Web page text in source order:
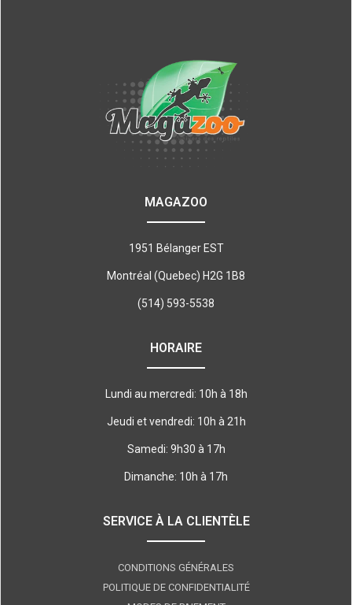
MAGAZOO
1951 Bélanger EST
Montréal (Quebec) H2G 1B8
(514) 593-5538
HORAIRE
Lundi au mercredi: 10h à 18h
Jeudi et vendredi: 10h à 21h
Samedi: 9h30 à 17h
Dimanche: 10h à 17h
SERVICE À LA CLIENTÈLE
CONDITIONS GÉNÉRALES
POLITIQUE DE CONFIDENTIALITÉ